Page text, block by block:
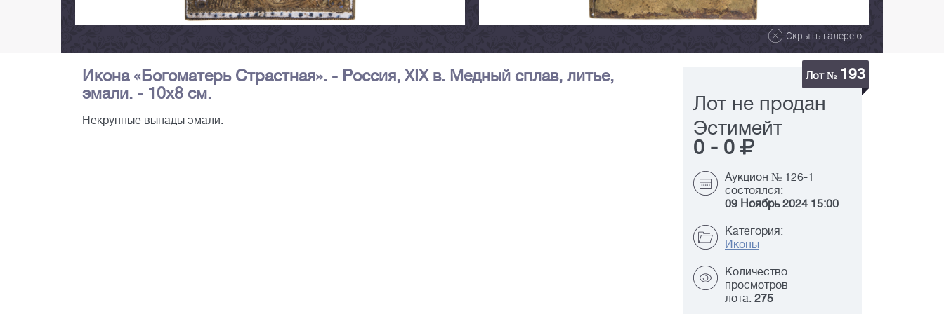
Скрыть галерею
Икона «Богоматерь Страстная». - Россия, XIX в. Медный сплав, литье,
эмали. - 10х8 см.
Некрупные выпады эмали.
Лот № 193
Лот не продан
Эстимейт
0 - 0
Аукцион № 126-1
состоялся:
09 Ноябрь 2024 15:00
Категория:
Иконы
Количество
просмотров
лота: 275